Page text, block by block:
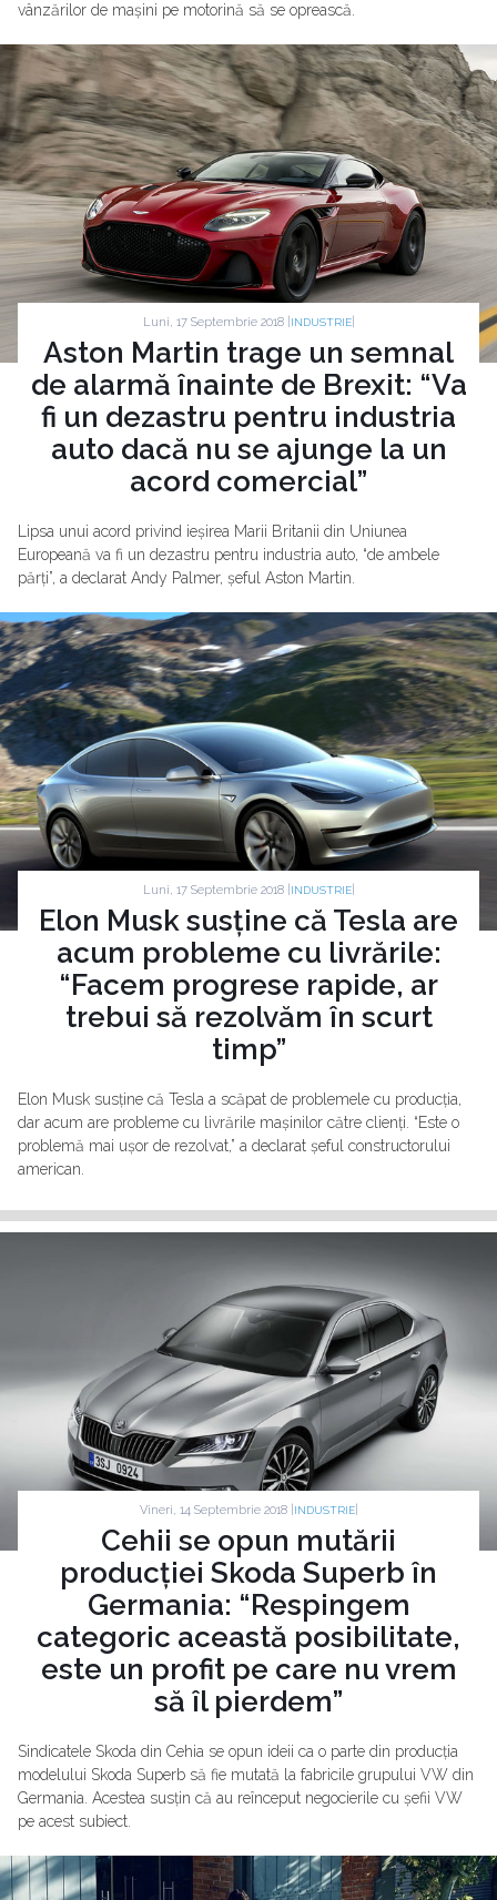
vânzărilor de mașini pe motorină să se oprească.
Luni, 17 Septembrie 2018 | INDUSTRIE|
Aston Martin trage un semnal
de alarmă înainte de Brexit: “Va
fi un dezastru pentru industria
auto dacă nu se ajunge la un
acord comercial”
Lipsa unui acord privind ieșirea Marii Britanii din Uniunea
Europeană va fi un dezastru pentru industria auto, “de ambele
părți”, a declarat Andy Palmer, șeful Aston Martin.
Luni, 17 Septembrie 2018 | INDUSTRIE|
Elon Musk susține că Tesla are
acum probleme cu livrările:
“Facem progrese rapide, ar
trebui să rezolvăm în scurt
timp”
Elon Musk susține că Tesla a scăpat de problemele cu producția,
dar acum are probleme cu livrările mașinilor către clienți. “Este o
problemă mai ușor de rezolvat,” a declarat șeful constructorului
american.
Vineri, 14 Septembrie 2018 | INDUSTRIE|
Cehii se opun mutării
producției Skoda Superb în
Germania: “Respingem
categoric această posibilitate,
este un profit pe care nu vrem
să îl pierdem”
Sindicatele Skoda din Cehia se opun ideii ca o parte din producția
modelului Skoda Superb să fie mutată la fabricile grupului VW din
Germania. Acestea susțin că au reînceput negocierile cu șefii VW
pe acest subiect.